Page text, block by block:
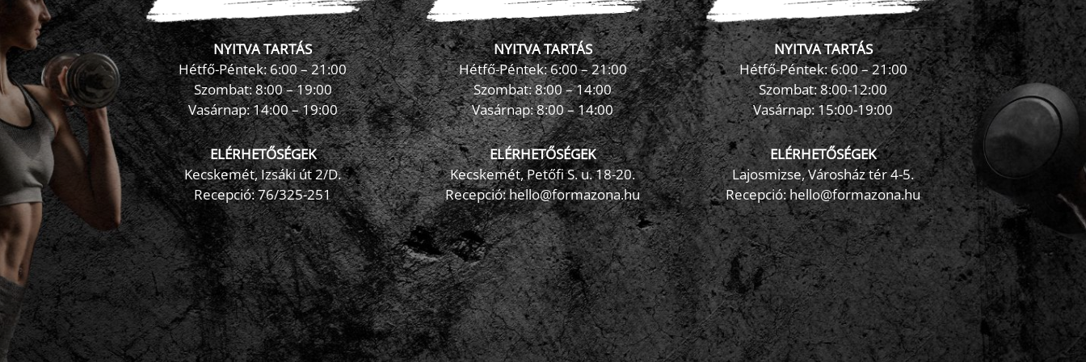
NYITVA TARTÁS
Hétfő-Péntek: 6:00 – 21:00
Szombat: 8:00 – 19:00
Vasárnap: 14:00 – 19:00
ELÉRHETŐSÉGEK
Kecskemét, Izsáki út 2/D.
Recepció:76/325-251
NYITVA TARTÁS
Hétfő-Péntek: 6:00 – 21:00
Szombat: 8:00 – 14:00
Vasárnap: 8:00 – 14:00
ELÉRHETŐSÉGEK
Kecskemét, Petőfi S. u. 18-20.
Recepció: hello@formazona.hu
NYITVA TARTÁS
Hétfő-Péntek: 6:00 – 21:00
Szombat: 8:00-12:00
Vasárnap: 15:00-19:00
ELÉRHETŐSÉGEK
Lajosmizse, Városház tér 4-5.
Recepció:hello@formazona.hu
FormaZona chatbot ×